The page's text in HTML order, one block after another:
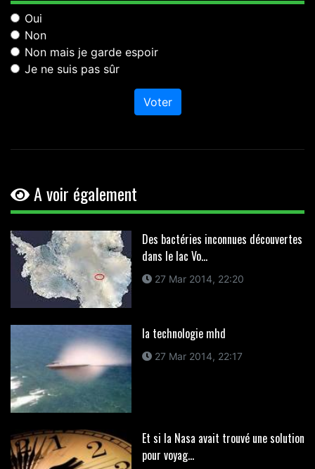
Oui
Non
Non mais je garde espoir
Je ne suis pas sûr
Voter
A voir également
Des bactéries inconnues découvertes
dans le lac Vo...
27 Mar 2014, 22:20
la technologie mhd
27 Mar 2014, 22:17
Et si la Nasa avait trouvé une solution
pour voyag...